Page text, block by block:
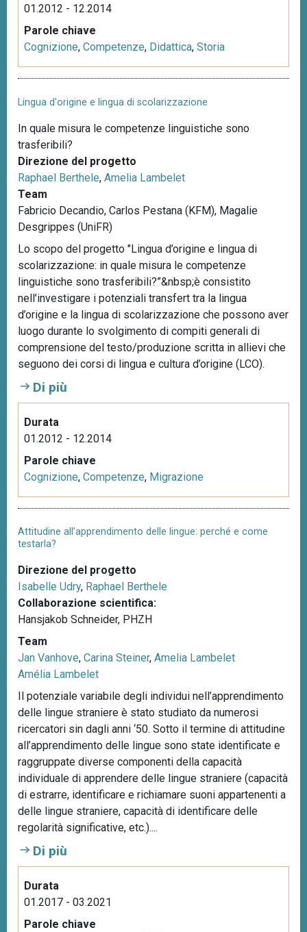
01.2012 - 12.2014
Parole chiave
Cognizione, Competenze, Didattica, Storia
Lingua d'origine e lingua di scolarizzazione
In quale misura le competenze linguistiche sono
trasferibili?
Direzione del progetto
Raphael Berthele, Amelia Lambelet
Team
Fabricio Decandio, Carlos Pestana (KFM), Magalie
Desgrippes (UniFR)
Lo scopo del progetto "Lingua d’origine e lingua di
scolarizzazione: in quale misura le competenze
linguistiche sono trasferibili?”&nbsp;è consistito
nell’investigare i potenziali transfert tra la lingua
d’origine e la lingua di scolarizzazione che possono aver
luogo durante lo svolgimento di compiti generali di
comprensione del testo/produzione scritta in allievi che
seguono dei corsi di lingua e cultura d’origine (LCO).
Di più
Durata
01.2012 - 12.2014
Parole chiave
Cognizione, Competenze, Migrazione
Attitudine all’apprendimento delle lingue: perché e come
testarla?
Direzione del progetto
Isabelle Udry, Raphael Berthele
Collaborazione scientifica:
Hansjakob Schneider, PHZH
Team
Jan Vanhove, Carina Steiner, Amelia Lambelet
Amélia Lambelet
Il potenziale variabile degli individui nell’apprendimento
delle lingue straniere è stato studiato da numerosi
ricercatori sin dagli anni ‘50. Sotto il termine di attitudine
all’apprendimento delle lingue sono state identificate e
raggruppate diverse componenti della capacità
individuale di apprendere delle lingue straniere (capacità
di estrarre, identificare e richiamare suoni appartenenti a
delle lingue straniere, capacità di identificare delle
regolarità significative, etc.)....
Di più
Durata
01.2017 - 03.2021
Parole chiave